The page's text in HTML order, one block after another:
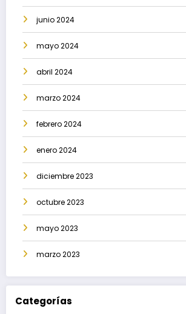
junio 2024
mayo 2024
abril 2024
marzo 2024
febrero 2024
enero 2024
diciembre 2023
octubre 2023
mayo 2023
marzo 2023
Categorías